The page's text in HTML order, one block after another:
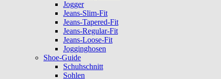
Jogger
Jeans-Slim-Fit
Jeans-Tapered-Fit
Jeans-Regular-Fit
Jeans-Loose-Fit
Jogginghosen
Shoe-Guide
Schuhschnitt
Sohlen